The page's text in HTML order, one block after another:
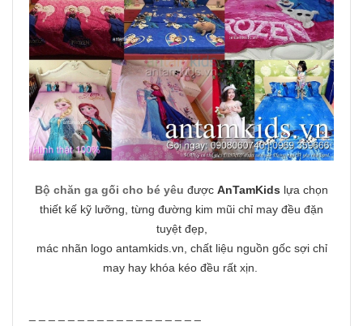
Bộ chăn ga gối cho bé yêu được AnTamKids lựa chọn
thiết kế kỹ lưỡng, từng đường kim mũi chỉ may đều đặn
tuyệt đẹp,
mác nhãn logo antamkids.vn, chất liệu nguồn gốc sợi chỉ
may hay khóa kéo đều rất xịn.